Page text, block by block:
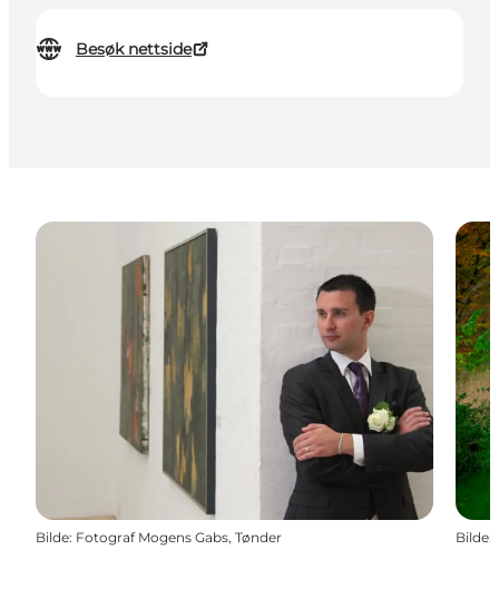
Besøk nettside
Bilde: Fotograf Mogens Gabs, Tønder Bilde: